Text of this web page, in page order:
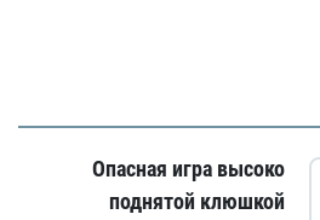
Опасная игра высоко
поднятой клюшкой